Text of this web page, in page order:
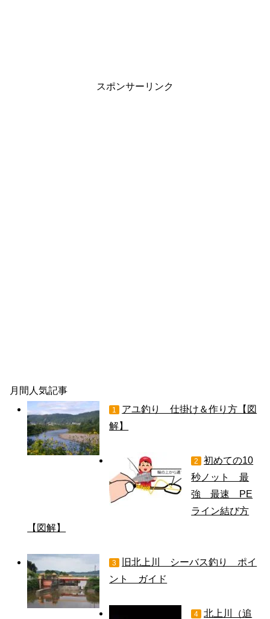
スポンサーリンク
月間人気記事
1
アユ釣り 仕掛け＆作り方【図
解】
2
初めての10
秒ノット 最
強 最速 PE
ライン結び方
【図解】
3
旧北上川 シーバス釣り ポイ
ント ガイド
4
北上川（追